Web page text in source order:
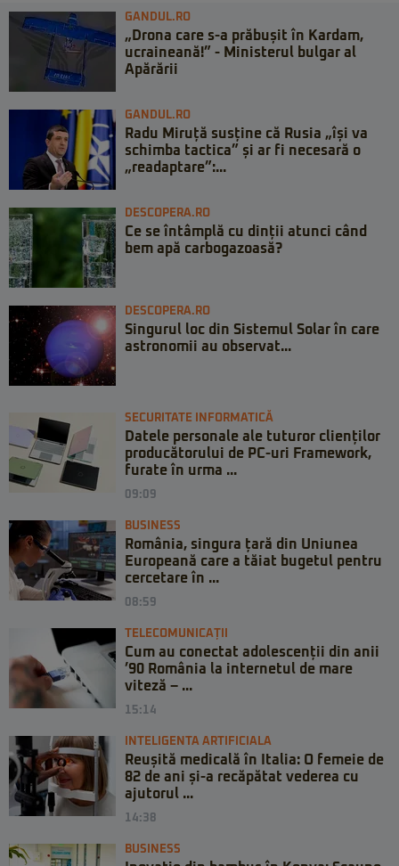
GANDUL.RO
„Drona care s-a prăbușit în Kardam,
ucraineană!” - Ministerul bulgar al
Apărării
GANDUL.RO
Radu Miruță susține că Rusia „își va
schimba tactica” și ar fi necesară o
„readaptare”:...
DESCOPERA.RO
Ce se întâmplă cu dinții atunci când
bem apă carbogazoasă?
DESCOPERA.RO
Singurul loc din Sistemul Solar în care
astronomii au observat...
SECURITATE INFORMATICĂ
Datele personale ale tuturor clienților
producătorului de PC-uri Framework,
furate în urma ...
09:09
BUSINESS
România, singura țară din Uniunea
Europeană care a tăiat bugetul pentru
cercetare în ...
08:59
TELECOMUNICAȚII
Cum au conectat adolescenții din anii
’90 România la internetul de mare
viteză – ...
15:14
INTELIGENTA ARTIFICIALA
Reușită medicală în Italia: O femeie de
82 de ani și-a recăpătat vederea cu
ajutorul ...
14:38
BUSINESS